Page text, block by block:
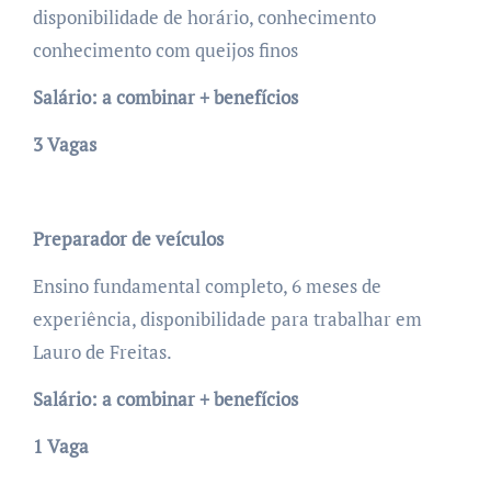
disponibilidade de horário, conhecimento
conhecimento com queijos finos
Salário: a combinar + benefícios
3 Vagas
Preparador de veículos
Ensino fundamental completo, 6 meses de
experiência, disponibilidade para trabalhar em
Lauro de Freitas.
Salário: a combinar + benefícios
1 Vaga